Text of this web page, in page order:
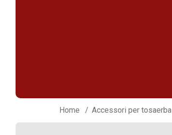
Home Accessori per tosaerba